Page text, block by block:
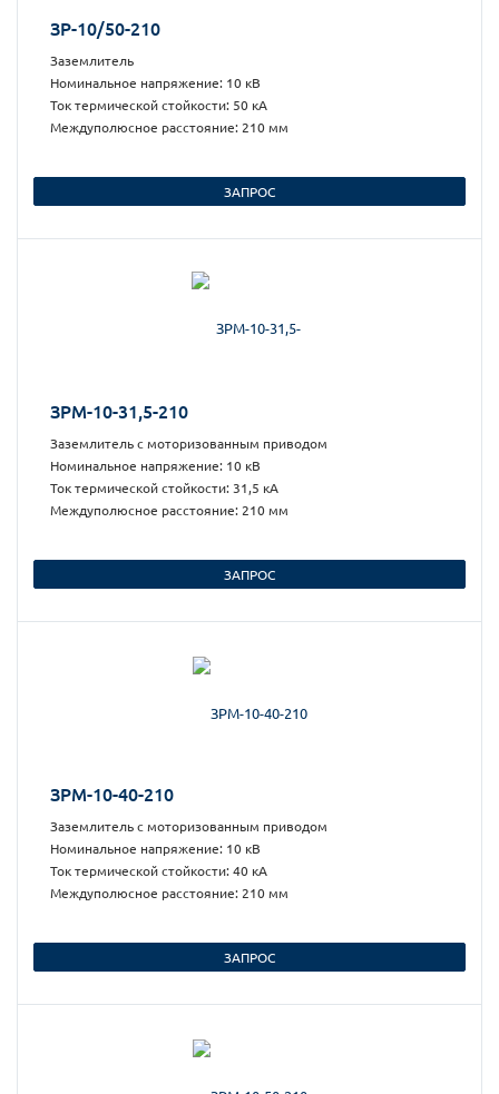
ЗР-10/50-210
Заземлитель
Номинальное напряжение: 10 кВ
Ток термической стойкости: 50 кА
Междуполюсное расстояние: 210 мм
ЗАПРОС
ЗРМ-10-31,5-210
Заземлитель с моторизованным приводом
Номинальное напряжение: 10 кВ
Ток термической стойкости: 31,5 кА
Междуполюсное расстояние: 210 мм
ЗАПРОС
ЗРМ-10-40-210
Заземлитель с моторизованным приводом
Номинальное напряжение: 10 кВ
Ток термической стойкости: 40 кА
Междуполюсное расстояние: 210 мм
ЗАПРОС